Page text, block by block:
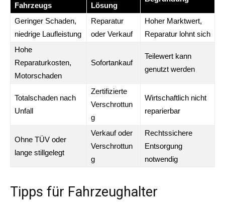
Fahrzeugs
Lösung
Geringer Schaden,
niedrige Laufleistung
Reparatur
oder Verkauf
Hoher Marktwert,
Reparatur lohnt sich
Hohe
Reparaturkosten,
Motorschaden
Sofortankauf
Teilewert kann
genutzt werden
Totalschaden nach
Unfall
Zertifizierte
Verschrottun
g
Wirtschaftlich nicht
reparierbar
Ohne TÜV oder
lange stillgelegt
Verkauf oder
Verschrottun
g
Rechtssichere
Entsorgung
notwendig
Tipps für Fahrzeughalter